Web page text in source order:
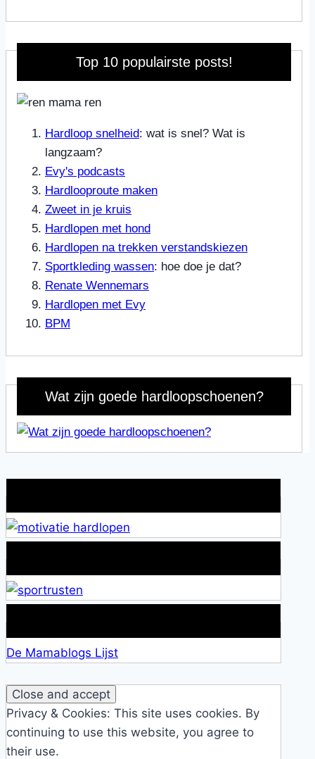
Top 10 populairste posts!
Hardloop snelheid: wat is snel? Wat is
langzaam?
Evy's podcasts
Hardlooproute maken
Zweet in je kruis
Hardlopen met hond
Hardlopen na trekken verstandskiezen
Sportkleding wassen: hoe doe je dat?
Renate Wennemars
Hardlopen met Evy
BPM
Wat zijn goede hardloopschoenen?
De Mamablogs Lijst
Privacy & Cookies: This site uses cookies. By
continuing to use this website, you agree to
their use.